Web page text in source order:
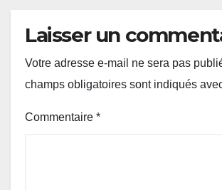
Laisser un
Votre adresse e-mail ne sera pas
champs obligatoires sont indiqués
Commentaire *